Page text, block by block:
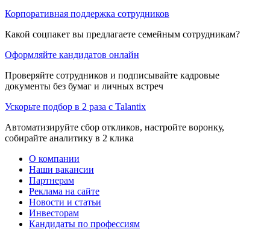
Корпоративная поддержка сотрудников
Какой соцпакет вы предлагаете семейным сотрудникам?
Оформляйте кандидатов онлайн
Проверяйте сотрудников и подписывайте кадровые
документы без бумаг и личных встреч
Ускорьте подбор в 2 раза с Talantix
Автоматизируйте сбор откликов, настройте воронку,
собирайте аналитику в 2 клика
О компании
Наши вакансии
Партнерам
Реклама на сайте
Новости и статьи
Инвесторам
Кандидаты по профессиям